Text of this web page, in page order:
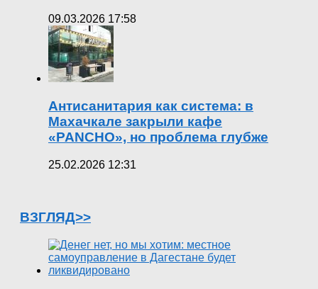
09.03.2026 17:58
Антисанитария как система: в
Махачкале закрыли кафе
«PANCHO», но проблема глубже
25.02.2026 12:31
ВЗГЛЯД>>